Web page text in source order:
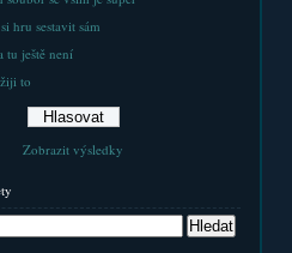
hru sestavit sám
tu ještě není
to
Zobrazit výsledky